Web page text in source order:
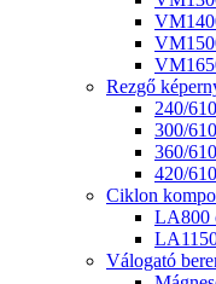
Rezgő
240/
300/
360/
420/
Ciklon
LA800
Válogató